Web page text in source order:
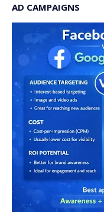
AD CAMPAIGNS